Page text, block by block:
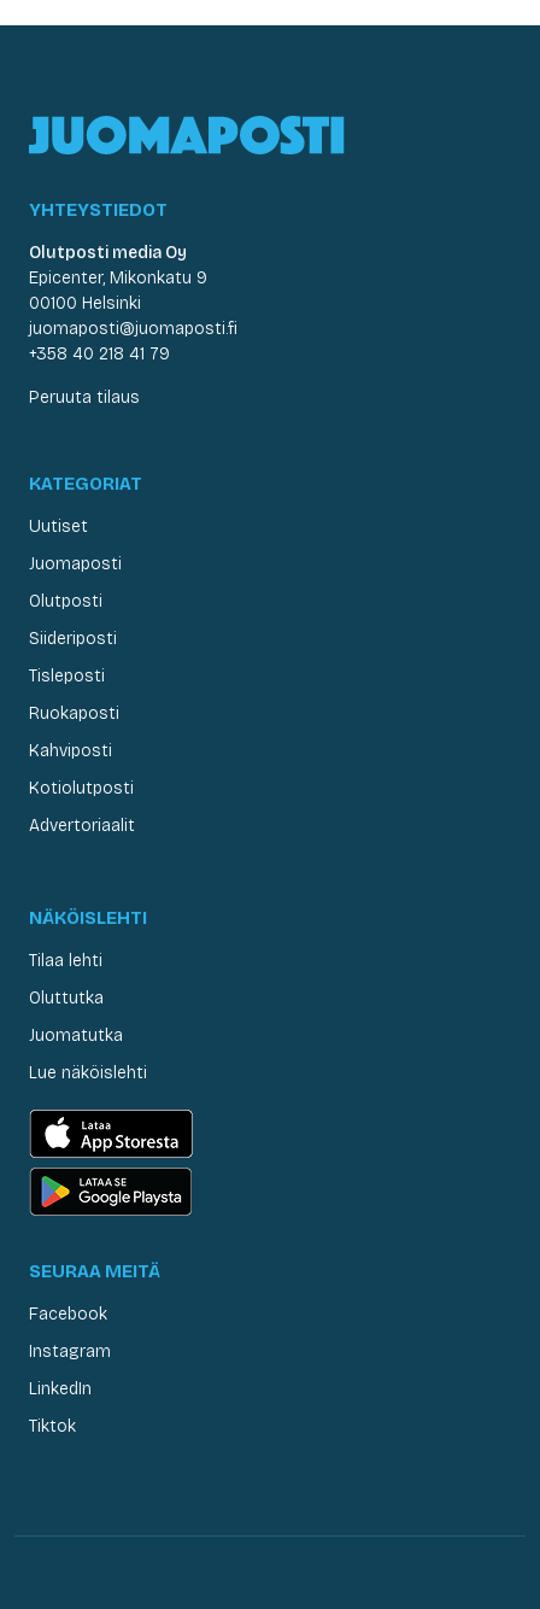
YHTEYSTIEDOT
Olutposti media Oy
Epicenter, Mikonkatu 9
00100 Helsinki
juomaposti@juomaposti.fi
+358 40 218 41 79
Peruuta tilaus
KATEGORIAT
Uutiset
Juomaposti
Olutposti
Siideriposti
Tisleposti
Ruokaposti
Kahviposti
Kotiolutposti
Advertoriaalit
NÄKÖISLEHTI
Tilaa lehti
Oluttutka
Juomatutka
Lue näköislehti
SEURAA MEITÄ
Facebook
Instagram
LinkedIn
Tiktok